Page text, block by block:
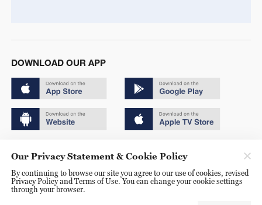
DOWNLOAD OUR APP
京ICP备20000184号
京公网安备 11010502050052号
Our Privacy Statement & Cookie Policy
By continuing to browse our site you agree to our use of cookies, revised
Privacy Policy and Terms of Use. You can change your cookie settings
through your browser.